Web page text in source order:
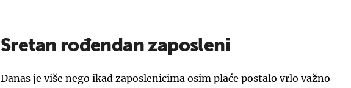
Sretan rođendan zaposleni
Danas je više nego ikad zaposlenicima osim plaće postalo vrlo važno